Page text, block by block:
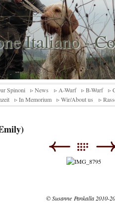
Italiano -
Spinoni ▹ News ▹ A-Wurf ▹ B-Wurf
▹
▹ In Memorium ▹ Wir/About us ▹
© Susanne Pankalla 2010-